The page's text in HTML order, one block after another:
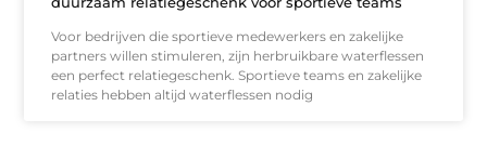
Voor bedrijven die sportieve medewerkers en zakelijke
partners willen stimuleren, zijn herbruikbare waterflessen
een perfect relatiegeschenk. Sportieve teams en zakelijke
relaties hebben altijd waterflessen nodig